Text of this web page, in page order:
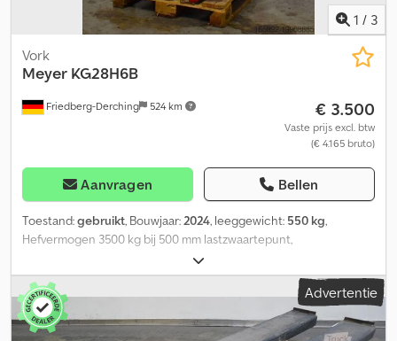
1 / 3
Friedberg-Derching 524 km
Vork
Meyer KG28H6B
€ 3.500
Vaste prijs excl. btw
(€ 4.165 bruto)
Aanvragen Bellen
Toestand:gebruikt, Bouwjaar:2024, leeggewicht: 550 kg,
Hefvermogen 3500 kg bij 500 mm lastzwaartepunt,
vorkdoorsnede 120 x 45 mm, vorklengte: 1200 mm, bouwbreedte:
1100 mm, openingsbereik: 320 - 1610 mm, ophanging: FEM3A,
voorbouwmaat: 307 mm, eigen zwaartepunt: 232 mm, nieuw
MEYER vorkenpaar compleet met opname voor draaibare
vorkenklem 360° type KG28H6B-EU, passend voor
Advertentie